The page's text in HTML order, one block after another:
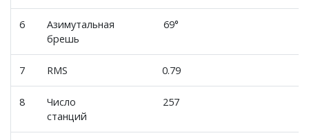
6
Азимутальная
брешь
69°
7 RMS 0.79
8
Число
станций
257